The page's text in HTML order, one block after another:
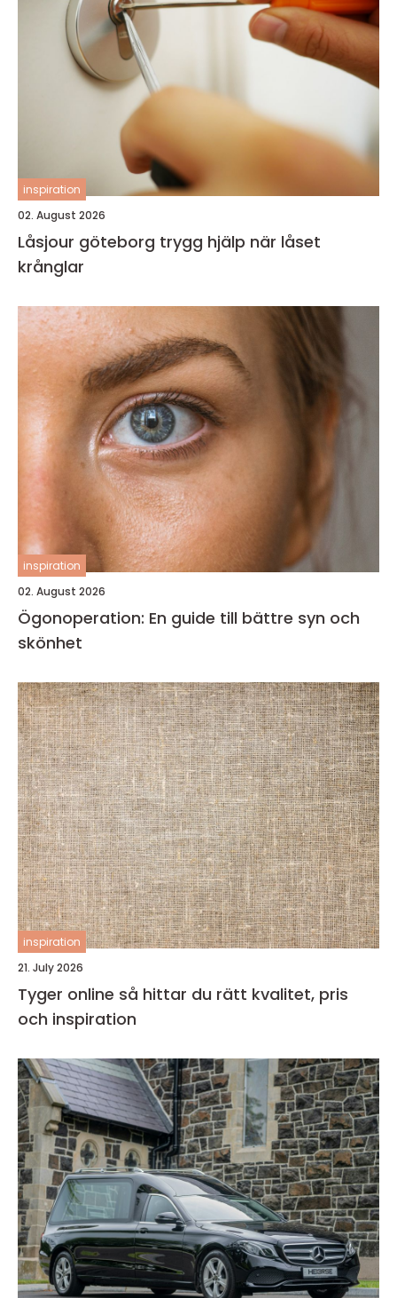
inspiration
02. August 2026
Låsjour göteborg trygg hjälp när låset
krånglar
inspiration
02. August 2026
Ögonoperation: En guide till bättre syn och
skönhet
inspiration
21. July 2026
Tyger online så hittar du rätt kvalitet, pris
och inspiration